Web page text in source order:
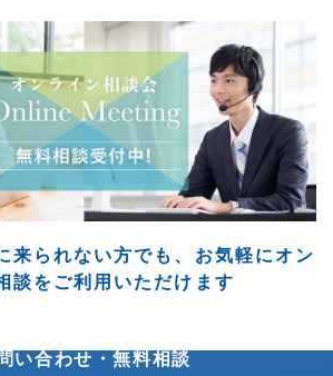
来られない方でも、 お気軽にオン
談をご利用いただけます
い合わせ・無料相談